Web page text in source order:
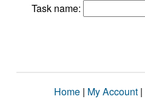
Task name:
Home | My Account |